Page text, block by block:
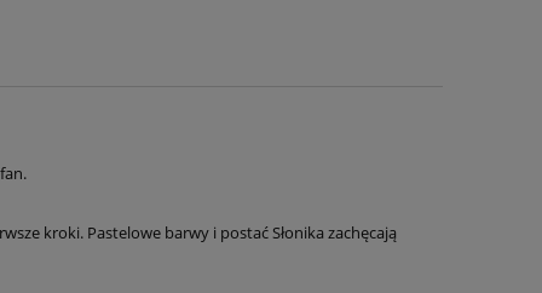
kroki. Pastelowe barwy i postać Słonika zachęcają